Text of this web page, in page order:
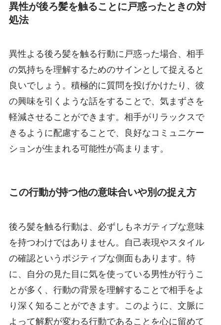
異性が後ろ髪を触ることに戸惑ったときの対
処法
異性よる後ろ髪を触る行動に戸惑った場合、相手
の気持ちを理解するためのサインとして捉えると
良いでしょう。積極的に質問を投げかけたり、彼
の興味を引くような話をすることで、気まずさを
軽減させることができます。相手がリラックスで
きるように配慮することで、良好なコミュニケー
ションが生まれる可能性が高まります。
この行動が持つ他の意味合いや別の捉え方
後ろ髪を触る行動は、必ずしもネガティブな意味
を持つわけではありません。自己表現やスタイル
の確認というポジティブな側面もあります。特
に、自分の見た目に気を使っている男性が行うこ
とが多く、行動の背景を理解することで相手をよ
り深く知ることができます。このように、文脈に
よって解釈が変わる行動であることを心に留めて